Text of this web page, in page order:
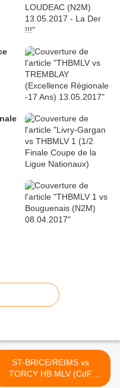
ST-BRICE/REIMS vs
TORCY HB MLV (CdF
-18M) 19.10.2013 >